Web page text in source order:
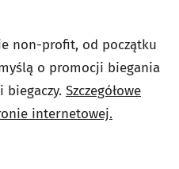
non-profit, od początku
o promocji biegania
biegaczy. Szczegółowe
internetowej.